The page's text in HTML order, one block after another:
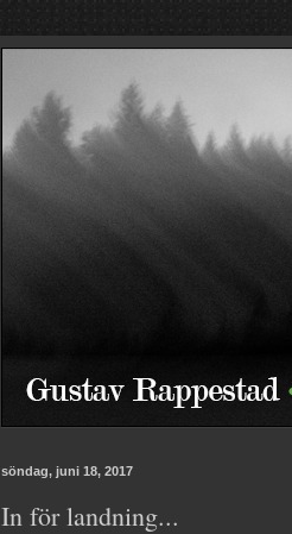
söndag, juni 18, 2017
In för landning...